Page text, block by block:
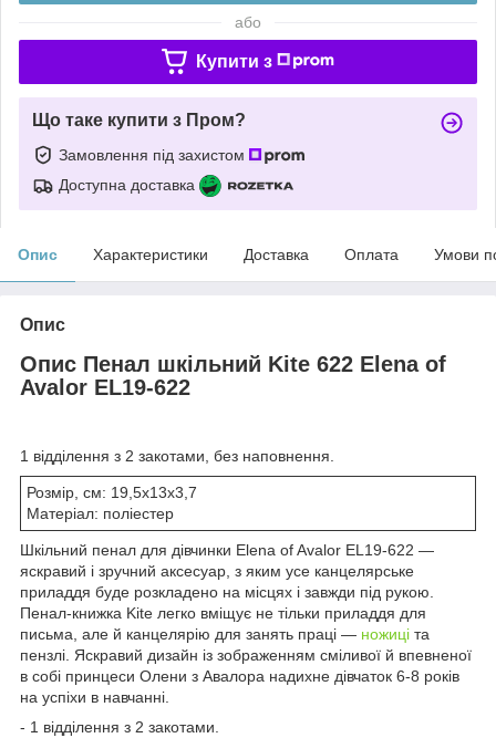
або
Купити з
Що таке купити з Пром?
Замовлення під захистом
Доступна доставка
Опис Характеристики Доставка Оплата Умови
Опис
Опис Пенал шкільний Kite 622 Elena of
Avalor EL19-622
1 відділення з 2 закотами, без наповнення.
Розмір, см: 19,5х13х3,7
Матеріал: поліестер
Шкільний пенал для дівчинки Elena of Avalor EL19-622 —
яскравий і зручний аксесуар, з яким усе канцелярське
приладдя буде розкладено на місцях і завжди під рукою.
Пенал-книжка Kite легко вміщує не тільки приладдя для
письма, але й канцелярію для занять праці — ножиці та
пензлі. Яскравий дизайн із зображенням сміливої й впевненої
в собі принцеси Олени з Авалора надихне дівчаток 6-8 років
на успіхи в навчанні.
- 1 відділення з 2 закотами.